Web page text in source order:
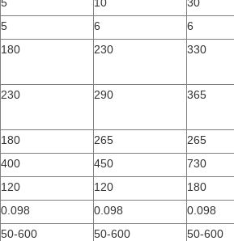
5 6 6
180 230 330
230 290 365
180 265 265
400 450 730
120 120 180
0.098 0.098 0.098
50-600 50-600 50-600